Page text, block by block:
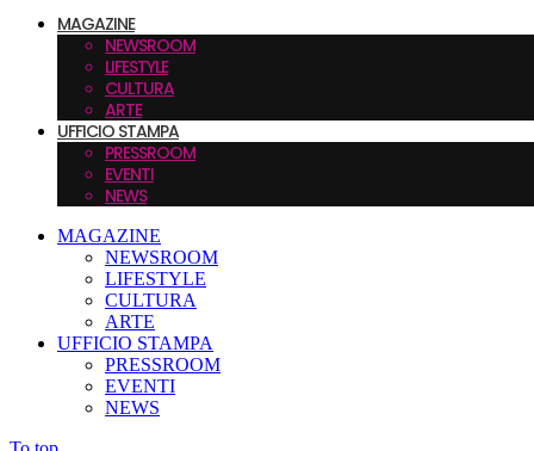
MAGAZINE
NEWSROOM
LIFESTYLE
CULTURA
ARTE
UFFICIO STAMPA
PRESSROOM
EVENTI
NEWS
MAGAZINE
NEWSROOM
LIFESTYLE
CULTURA
ARTE
UFFICIO STAMPA
PRESSROOM
EVENTI
NEWS